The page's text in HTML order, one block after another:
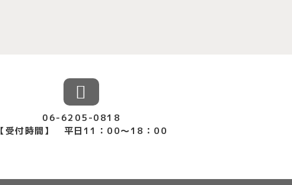
06-6205-0818
【受付時間】 平日11：00〜18：00